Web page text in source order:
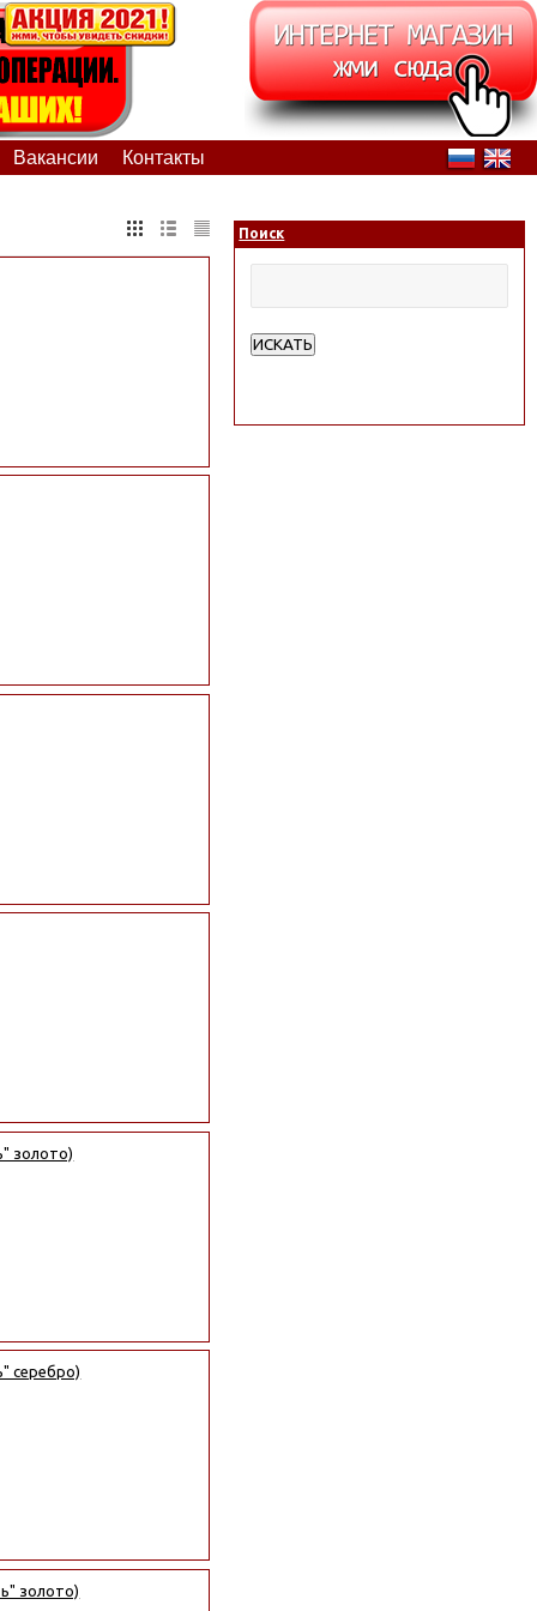
Вакансии Контакты
золото)
серебро)
золото)
Поиск
ИСКАТЬ